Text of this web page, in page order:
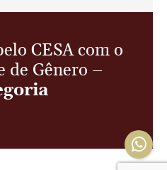
CESA com o
de Gênero –